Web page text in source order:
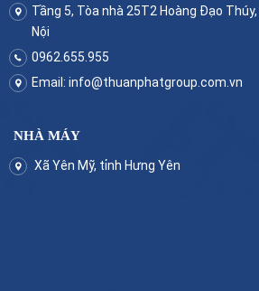
Tầng 5, Tòa nhà 25T2 Hoàng Đạo
Nội
0962.655.955
Email: info@thuanphatgroup.com.vn
NHÀ MÁY
Xã Yên Mỹ, tỉnh Hưng Yên